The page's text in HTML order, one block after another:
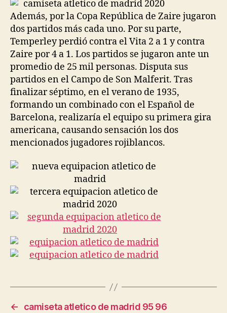
Además, por la Copa República de Zaire jugaron
dos partidos más cada uno. Por su parte,
Temperley perdió contra el Vita 2 a 1 y contra
Zaire por 4 a 1. Los partidos se jugaron ante un
promedio de 25 mil personas. Disputa sus
partidos en el Campo de Son Malferit. Tras
finalizar séptimo, en el verano de 1935,
formando un combinado con el Español de
Barcelona, realizaría el equipo su primera gira
americana, causando sensación los dos
mencionados jugadores rojiblancos.
←
camiseta atletico de madrid 95 96